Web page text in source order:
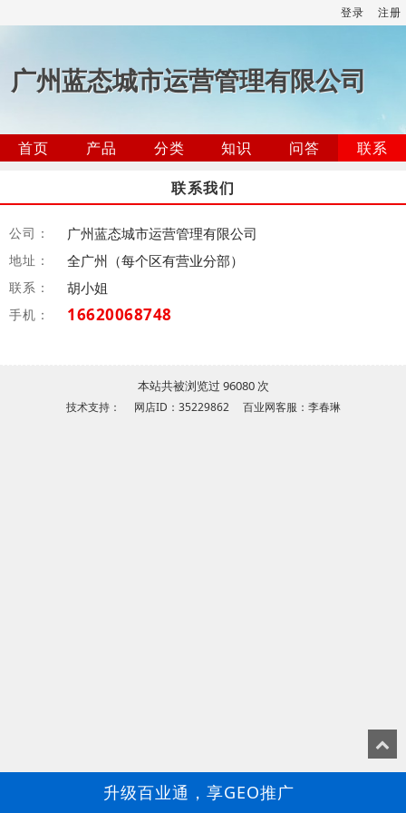
登录 注册
广州蓝态城市运营管理有限公司
首页 产品 分类 知识 问答
联系
联系我们
公司： 广州蓝态城市运营管理有限公司
地址： 全广州（每个区有营业分部）
联系： 胡小姐
手机： 16620068748
本站共被浏览过 96080 次
技术支持： 网店ID：35229862 百业网客服：李春琳
升级百业通，享GEO推广